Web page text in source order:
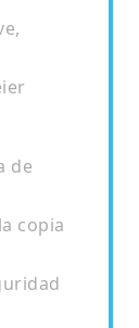
de
copia